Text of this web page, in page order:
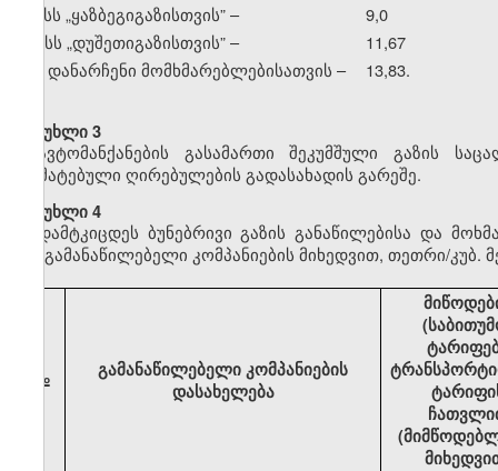
ბ) სს„ყაზბეგიგაზისთვის” –
9,0
გ) სს„დუშეთიგაზისთვის” –
11,67
დ) დანარჩენი მომხმარებლებისათვის –
13,83.
მუხლი 3
ავტომანქანების გასამართი შეკუმშული გაზის
დამატებული ღირებულების გადასახადის გარეშე.
მუხლი 4
დამტკიცდეს ბუნებრივი გაზის განაწილებისა და
გაზგამანაწილებელი კომპანიების მიხედვით, თეთრი/კუბ.
№
გამანაწილებელი კომპანიების
დასახელება